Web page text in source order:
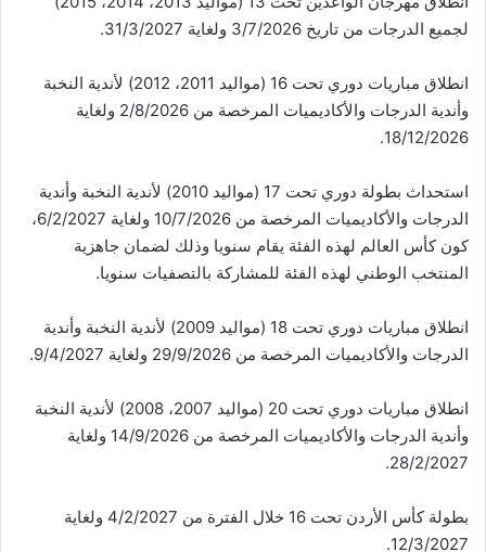
لجميع الدرجات من تاريخ 3/7/2026 ولغاية 31/3/2027.
انطلاق مباريات دوري تحت 16 (مواليد 2011، 2012) لأندية النخبة
وأندية الدرجات والأكاديميات المرخصة من 2/8/2026 ولغاية
18/12/2026.
استحداث بطولة دوري تحت 17 (مواليد 2010) لأندية النخبة وأندية
الدرجات والأكاديميات المرخصة من 10/7/2026 ولغاية 6/2/2027،
كون كأس العالم لهذه الفئة يقام سنويا وذلك لضمان جاهزية
المنتخب الوطني لهذه الفئة للمشاركة بالتصفيات سنويا.
انطلاق مباريات دوري تحت 18 (مواليد 2009) لأندية النخبة وأندية
الدرجات والأكاديميات المرخصة من 29/9/2026 ولغاية 9/4/2027.
انطلاق مباريات دوري تحت 20 (مواليد 2007، 2008) لأندية النخبة
وأندية الدرجات والأكاديميات المرخصة من 14/9/2026 ولغاية
28/2/2027.
بطولة كأس الأردن تحت 16 خلال الفترة من 4/2/2027 ولغاية
12/3/2027.